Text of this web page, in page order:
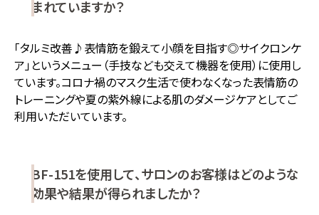
まれていますか？
「タルミ改善♪表情筋を鍛えて小顔を目指す◎サイクロンケ
ア」というメニュー（手技なども交えて機器を使用）に使用し
ています。コロナ禍のマスク生活で使わなくなった表情筋の
トレーニングや夏の紫外線による肌のダメージケアとしてご
利用いただいています。
BF-151を使用して、サロンのお客様はどのような
効果や結果が得られましたか？